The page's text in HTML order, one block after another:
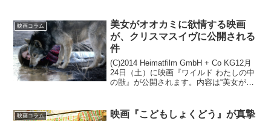
優賞、脚本賞）を受賞。作品賞を受賞し
ている唯一のホラ...
映画コラム
美女がオオカミに欲情する映画
が、クリスマスイヴに公開される
件
(C)2014 Heimatfilm GmbH + Co KG12月
24日（土）に映画『ワイルド わたしの中
の獣』が公開されます。内容は“美女がオ
指定大納得の過激さ...
映画コラム
映画『こどもしょくどう』が真摯